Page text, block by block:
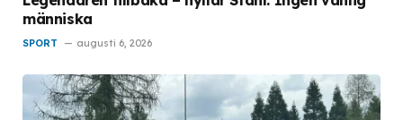
människa
SPORT augusti 6, 2026